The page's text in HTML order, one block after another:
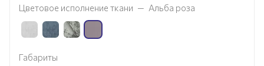
Цветовое исполнение ткани — Альба роза
Габариты